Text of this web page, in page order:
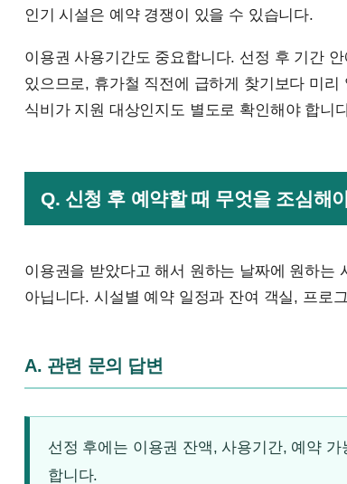
인기 시설은 예약 경쟁이 있을 수 있습니다.
이용권 사용기간도 중요합니다. 선정 후 기간
있으므로, 휴가철 직전에 급하게 찾기보다 미
식비가 지원 대상인지도 별도로 확인해야 합니
Q. 신청 후 예약할 때 무엇을 조심해
이용권을 받았다고 해서 원하는 날짜에 원하는
아닙니다. 시설별 예약 일정과 잔여 객실, 프로
A. 관련 문의 답변
선정 후에는 이용권 잔액, 사용기간, 예약
합니다.